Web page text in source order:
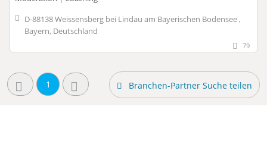
D-88138 Weissensberg bei Lindau am Bayerischen Bodensee ,
Bayern, Deutschland
79
1 Branchen-Partner Suche teilen